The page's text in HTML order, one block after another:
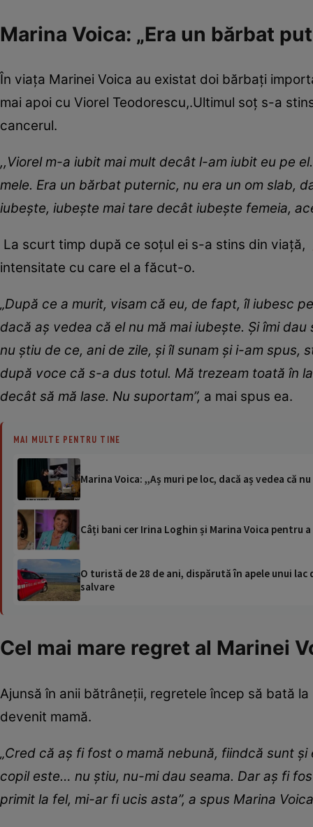
Marina Voica: „Era un bărbat
În viața Marinei Voica au existat doi bărbați
mai apoi cu Viorel Teodorescu,.Ultimul soț s-a
cancerul.
,,Viorel m-a iubit mai mult decât l-am iubit eu pe
mele. Era un bărbat puternic, nu era un om slab,
iubește, iubește mai tare decât iubește femeia,
La scurt timp după ce soțul ei s-a stins din viață,
intensitate cu care el a făcut-o.
„După ce a murit, visam că eu, de fapt, îl iubesc
dacă aș vedea că el nu mă mai iubește. Și îmi
nu știu de ce, ani de zile, și îl sunam și i-am spus,
după voce că s-a dus totul. Mă trezeam toată în
decât să mă lase. Nu suportam”, a mai spus ea.
MAI MULTE PENTRU TINE
Marina Voica: ,,Aș muri pe loc, dacă aș vedea că
Câți bani cer Irina Loghin și Marina Voica pentru
O turistă de 28 de ani, dispărută în apele unui
salvare
Cel mai mare regret al Marinei
Ajunsă în anii bătrâneții, regretele încep să bată
devenit mamă.
„Cred că aș fi fost o mamă nebună, fiindcă sunt
copil este… nu știu, nu-mi dau seama. Dar aş fi
primit la fel, mi-ar fi ucis asta”, a spus Marina